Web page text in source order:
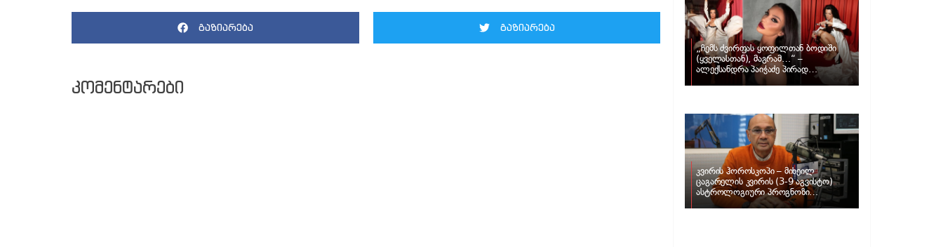
გაზიარება გაზიარება
კომენტარები
„ჩემს ძვირფას ყოფილთან ბოდიში
(ყველასთან), მაგრამ…“ –
ალექსანდრა პაიჭაძე პირად
კვირის ჰოროსკოპი – მიხეილ
ცაგარელის კვირის (3-9 აგვისტო)
ასტროლოგიური პროგნოზი
ზოდიაქოს ნიშნებისთვის